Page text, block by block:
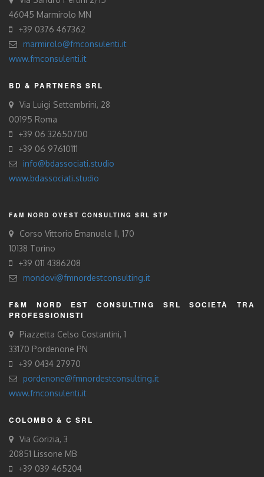
46045 Marmirolo MN
+39 0376 467362
marmirolo@fmconsulenti.it
www.fmconsulenti.it
BD & PARTNERS SRL
Via Luigi Settembrini, 28
00195 Roma
+39 06 32650700
+39 06 97610111
info@bdassociati.studio
www.bdassociati.studio
F&M NORD OVEST CONSULTING SRL STP
Corso Vittorio Emanuele II, 170
10138 Torino
+39 011 4386208
mondovi@fmnordestconsulting.it
F&M NORD EST CONSULTING SRL SOCIETÀ TRA
PROFESSIONISTI
Piazzetta Celso Costantini, 1
33170 Pordenone PN
+39 0434 27970
pordenone@fmnordestconsulting.it
www.fmconsulenti.it
COLOMBO & C SRL
Via Gorizia, 3
20851 Lissone MB
+39 039 465204